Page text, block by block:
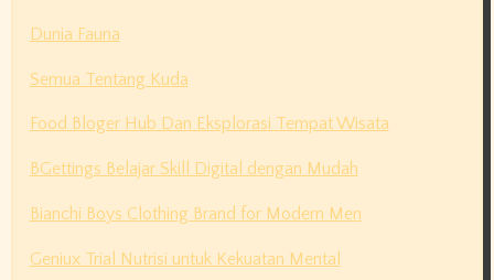
Dunia Fauna
Semua Tentang Kuda
Food Bloger Hub Dan Eksplorasi Tempat Wisata
BGettings Belajar Skill Digital dengan Mudah
Bianchi Boys Clothing Brand for Modern Men
Geniux Trial Nutrisi untuk Kekuatan Mental